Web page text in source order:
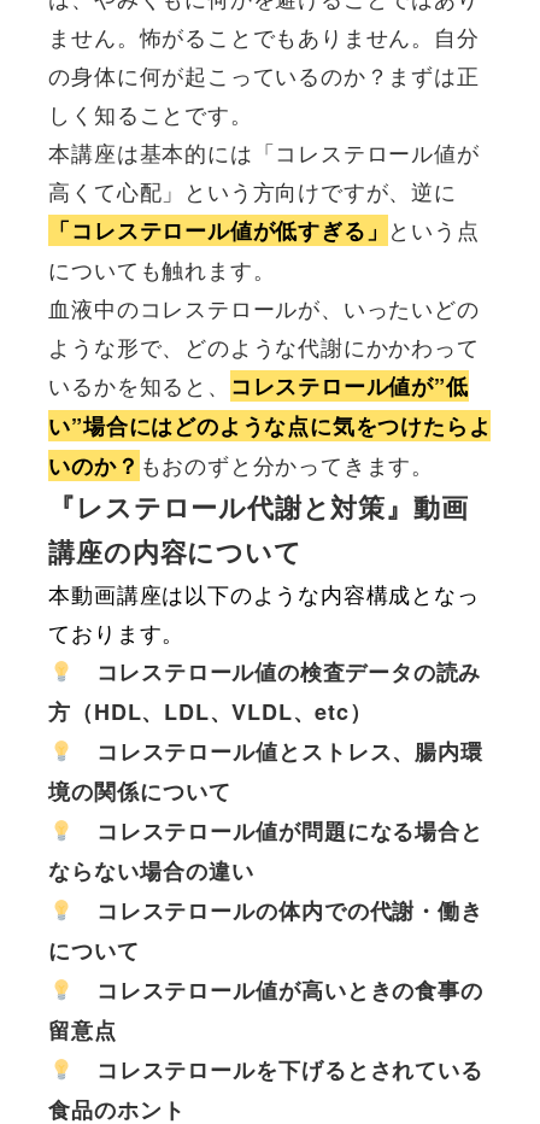
ません。怖がることでもありません。自分
の身体に何が起こっているのか？まずは正
しく知ることです。
本講座は基本的には「コレステロール値が
高くて心配」という方向けですが、逆に
「コレステロール値が低すぎる」 という点
についても触れます。
血液中のコレステロールが、いったいどの
ような形で、どのような代謝にかかわって
いるかを知ると、 コレステロール値が”低
い”場合にはどのような点に気をつけたらよ
いのか？ もおのずと分かってきます。
『レステロール代謝と対策』動画
講座の内容について
本動画講座は以下のような内容構成となっ
ております。
コレステロール値の検査データの読み
方（HDL、LDL、VLDL、etc）
コレステロール値とストレス、腸内環
境の関係について
コレステロール値が問題になる場合と
ならない場合の違い
コレステロールの体内での代謝・働き
について
コレステロール値が高いときの食事の
留意点
コレステロールを下げるとされている
食品のホント